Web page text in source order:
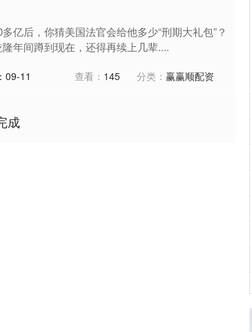
亿后，你猜美国法官会给他多少“刑期大礼包”？
年间蹲到现在，还得再续上几辈....
09-11 查看： 145 分类： 赢赢顺配资
成